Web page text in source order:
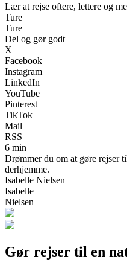
Lær at rejse oftere, lettere og
Ture
Ture
Del og gør godt
X
Facebook
Instagram
LinkedIn
YouTube
Pinterest
TikTok
Mail
RSS
6 min
Drømmer du om at gøre rejser
derhjemme.
Isabelle Nielsen
Isabelle
Nielsen
Gør rejser til en